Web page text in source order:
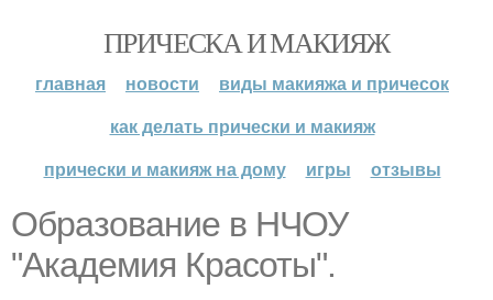
ПРИЧЕСКА И МАКИЯЖ
главная новости
виды макияжа и причесок
как делать прически и макияж
прически и макияж на дому
игры отзывы
Образование в НЧОУ
"Академия Красоты".